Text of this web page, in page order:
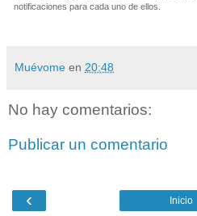
notificaciones para cada uno de ellos.
Muévome en 20:48
No hay comentarios:
Publicar un comentario
‹ Inicio